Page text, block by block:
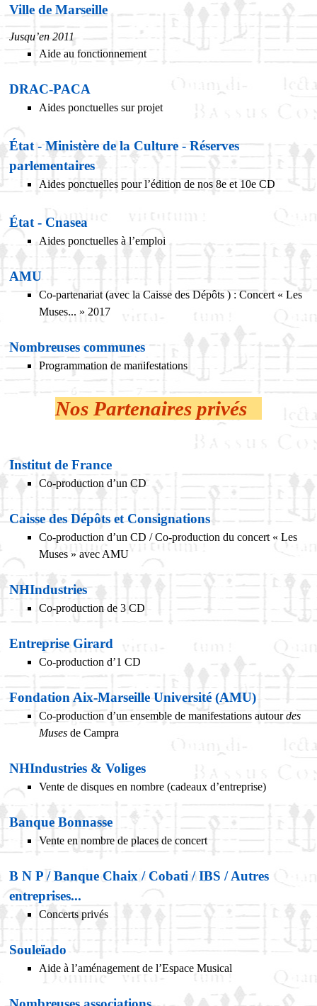
Ville de Marseille
Jusqu’en 2011
Aide au fonctionnement
DRAC-PACA
Aides ponctuelles sur projet
État - Ministère de la Culture - Réserves
parlementaires
Aides ponctuelles pour l’édition de nos 8e et 10e CD
État - Cnasea
Aides ponctuelles à l’emploi
AMU
Co-partenariat (avec la Caisse des Dépôts ) : Concert « Les
Muses... » 2017
Nombreuses communes
Programmation de manifestations
Nos Partenaires privés
Institut de France
Co-production d’un CD
Caisse des Dépôts et Consignations
Co-production d’un CD / Co-production du concert « Les
Muses » avec AMU
NHIndustries
Co-production de 3 CD
Entreprise Girard
Co-production d’1 CD
Fondation Aix-Marseille Université (AMU)
Co-production d’un ensemble de manifestations autourdes
Muses de Campra
NHIndustries & Voliges
Vente de disques en nombre (cadeaux d’entreprise)
Banque Bonnasse
Vente en nombre de places de concert
B N P / Banque Chaix / Cobati / IBS / Autres
entreprises...
Concerts privés
Souleïado
Aide à l’aménagement de l’Espace Musical